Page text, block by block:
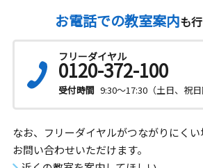
お電話での教室案内も
フリーダイヤル
0120-372-100
受付時間 9:30～17:30（土日、祝日
なお、フリーダイヤルがつながりにく
お問い合わせいただけます。